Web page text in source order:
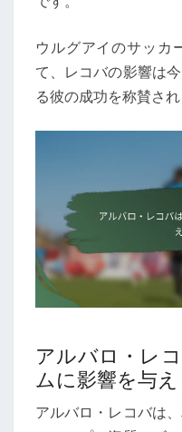
ウルグアイのサッカ
て、レコバの影響は
る彼の成功を称賛さ
アルバロ・レ
ムに影響を与
アルバロ・レコバは